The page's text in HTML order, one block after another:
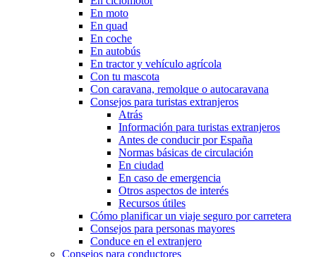
En moto
En quad
En coche
En autobús
En tractor y vehículo agrícola
Con tu mascota
Con caravana, remolque o autocaravana
Consejos para turistas extranjeros
Atrás
Información para turistas extranjeros
Antes de conducir por España
Normas básicas de circulación
En ciudad
En caso de emergencia
Otros aspectos de interés
Recursos útiles
Cómo planificar un viaje seguro por carretera
Consejos para personas mayores
Conduce en el extranjero
Consejos para conductores